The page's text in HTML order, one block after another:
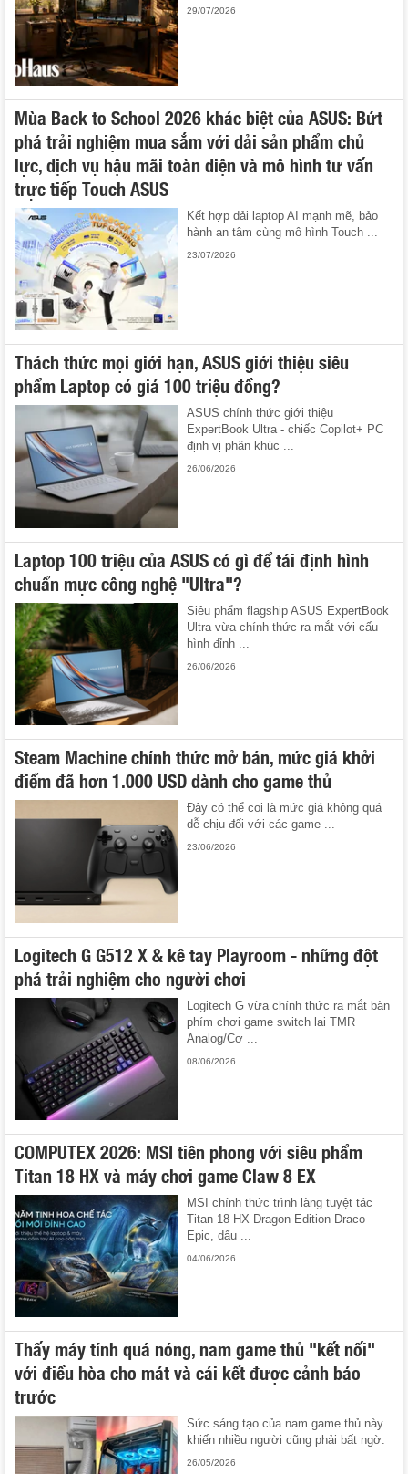
29/07/2026
Mùa Back to School 2026 khác biệt của ASUS: Bứt
phá trải nghiệm mua sắm với dải sản phẩm chủ
lực, dịch vụ hậu mãi toàn diện và mô hình tư vấn
trực tiếp Touch ASUS
Kết hợp dải laptop AI mạnh mẽ, bảo
hành an tâm cùng mô hình Touch ...
23/07/2026
Thách thức mọi giới hạn, ASUS giới thiệu siêu
phẩm Laptop có giá 100 triệu đồng?
ASUS chính thức giới thiệu
ExpertBook Ultra - chiếc Copilot+ PC
định vị phân khúc ...
26/06/2026
Laptop 100 triệu của ASUS có gì để tái định hình
chuẩn mực công nghệ "Ultra"?
Siêu phẩm flagship ASUS ExpertBook
Ultra vừa chính thức ra mắt với cấu
hình đỉnh ...
26/06/2026
Steam Machine chính thức mở bán, mức giá khởi
điểm đã hơn 1.000 USD dành cho game thủ
Đây có thể coi là mức giá không quá
dễ chịu đối với các game ...
23/06/2026
Logitech G G512 X & kê tay Playroom - những đột
phá trải nghiệm cho người chơi
Logitech G vừa chính thức ra mắt bàn
phím chơi game switch lai TMR
Analog/Cơ ...
08/06/2026
COMPUTEX 2026: MSI tiên phong với siêu phẩm
Titan 18 HX và máy chơi game Claw 8 EX
MSI chính thức trình làng tuyệt tác
Titan 18 HX Dragon Edition Draco
Epic, dấu ...
04/06/2026
Thấy máy tính quá nóng, nam game thủ "kết nối"
với điều hòa cho mát và cái kết được cảnh báo
trước
Sức sáng tạo của nam game thủ này
khiến nhiều người cũng phải bất ngờ.
26/05/2026